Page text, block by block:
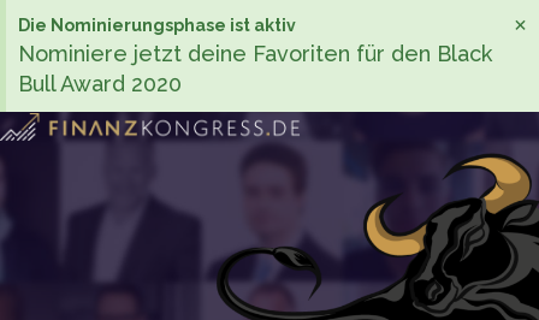
Die Nominierungsphase ist aktiv
Nominiere jetzt deine Favoriten für den Black
Bull Award 2020
×